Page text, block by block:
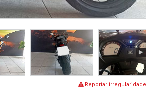
Reportar irregularidade